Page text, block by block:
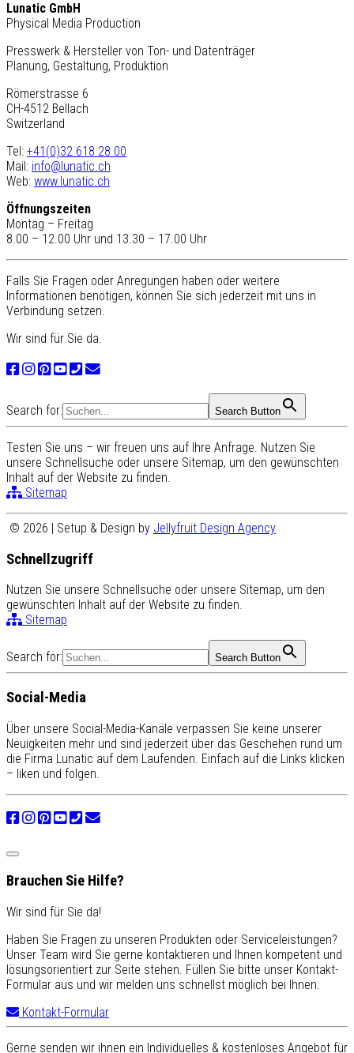
Lunatic GmbH
Physical Media Production
Presswerk & Hersteller von Ton- und Datenträger
Planung, Gestaltung, Produktion
Römerstrasse 6
CH-4512 Bellach
Switzerland
Tel: +41(0)32 618 28 00
Mail: info@lunatic.ch
Web: www.lunatic.ch
Öffnungszeiten
Montag – Freitag
8.00 – 12.00 Uhr und 13.30 – 17.00 Uhr
Falls Sie Fragen oder Anregungen haben oder weitere
Informationen benötigen, können Sie sich jederzeit mit uns in
Verbindung setzen.
Wir sind für Sie da.
Search for: Search Button
Testen Sie uns – wir freuen uns auf Ihre Anfrage. Nutzen Sie
unsere Schnellsuche oder unsere Sitemap, um den gewünschten
Inhalt auf der Website zu finden.
Sitemap
© 2026 | Setup & Design by Jellyfruit Design Agency
Schnellzugriff
Nutzen Sie unsere Schnellsuche oder unsere Sitemap, um den
gewünschten Inhalt auf der Website zu finden.
Sitemap
Search for: Search Button
Social-Media
Über unsere Social-Media-Kanäle verpassen Sie keine unserer
Neuigkeiten mehr und sind jederzeit über das Geschehen rund um
die Firma Lunatic auf dem Laufenden. Einfach auf die Links klicken
– liken und folgen.
Brauchen Sie Hilfe?
Wir sind für Sie da!
Haben Sie Fragen zu unseren Produkten oder Serviceleistungen?
Unser Team wird Sie gerne kontaktieren und Ihnen kompetent und
lösungsorientiert zur Seite stehen. Füllen Sie bitte unser Kontakt-
Formular aus und wir melden uns schnellst möglich bei Ihnen.
Kontakt-Formular
Gerne senden wir ihnen ein Individuelles & kostenloses Angebot für